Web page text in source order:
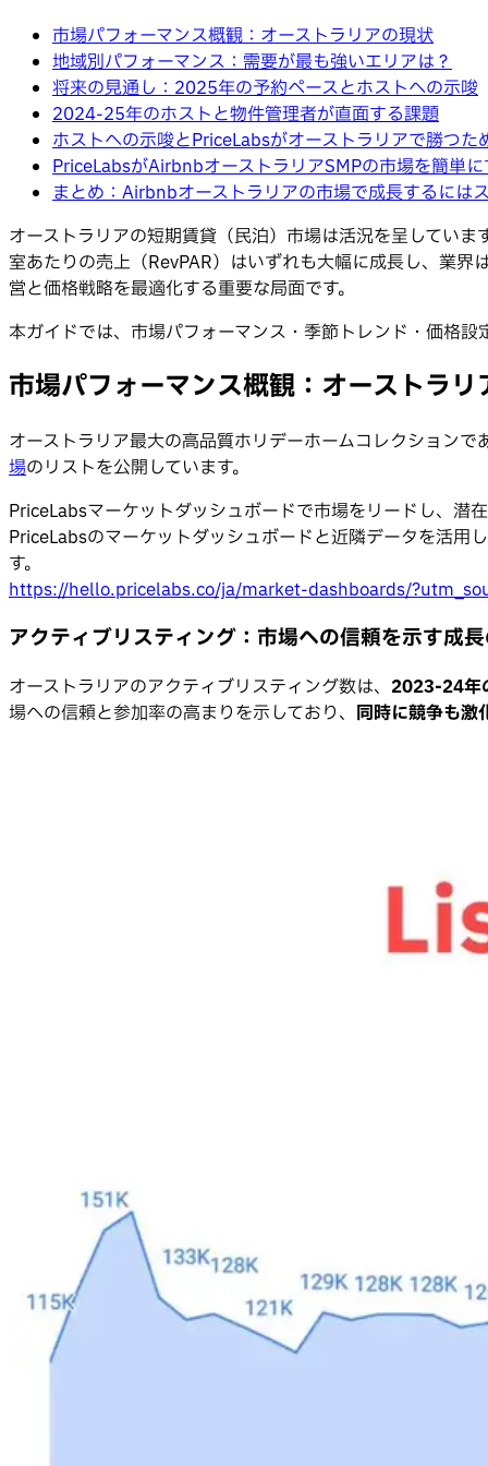
市場パフォーマンス概観：オーストラリアの現状
地域別パフォーマンス：需要が最も強いエリアは？
将来の見通し：2025年の予約ペースとホストへの示唆
2024-25年のホストと物件管理者が直面する課題
ホストへの示唆とPriceLabsがオーストラリアで勝つた
PriceLabsがAirbnbオーストラリアSMPの市場を簡単
まとめ：Airbnbオーストラリアの市場で成長するには
オーストラリアの短期賃貸（民泊）市場は活況を呈してい
室あたりの売上（RevPAR）はいずれも大幅に成長し、業
営と価格戦略を最適化する重要な局面です。
本ガイドでは、市場パフォーマンス・季節トレンド・価格
市場パフォーマンス概観：オーストラリ
オーストラリア最大の高品質ホリデーホームコレクション
場のリストを公開しています。
PriceLabsマーケットダッシュボードで市場をリードし、潜
PriceLabsのマーケットダッシュボードと近隣データを活用
す。
https://hello.pricelabs.co/ja/market-dashboards/
アクティブリスティング：市場への信頼を示す成
オーストラリアのアクティブリスティング数は、 2023-24年
場への信頼と参加率の高まりを示しており、 同時に競争も激